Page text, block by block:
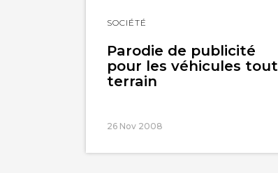
SOCIÉTÉ
Parodie de publicité
pour les véhicules tout
terrain
26 Nov 2008
Lire